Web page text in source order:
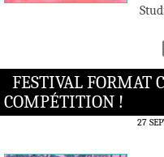
FESTIVAL FORMAT
COMPÉTITION !
27